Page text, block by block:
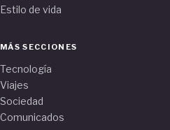
Estilo de vida
MÁS SECCIONES
Tecnología
Viajes
Sociedad
Comunicados